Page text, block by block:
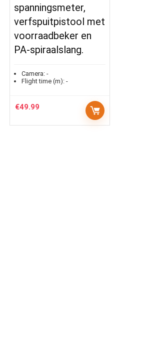
spanningsmeter,
verfspuitpistool met
voorraadbeker en
PA-spiraalslang.
Camera: -
Flight time (m): -
€49.99